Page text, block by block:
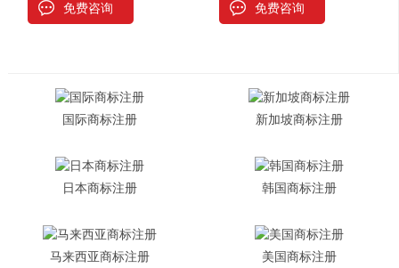
免费咨询 免费咨询
国际商标注册 新加坡商标注册
日本商标注册 韩国商标注册
马来西亚商标注册 美国商标注册